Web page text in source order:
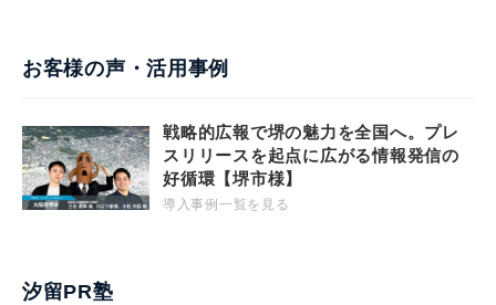
お客様の声・活用事例
戦略的広報で堺の魅力を全国へ。プレ
スリリースを起点に広がる情報発信の
好循環【堺市様】
導入事例一覧を見る
汐留PR塾